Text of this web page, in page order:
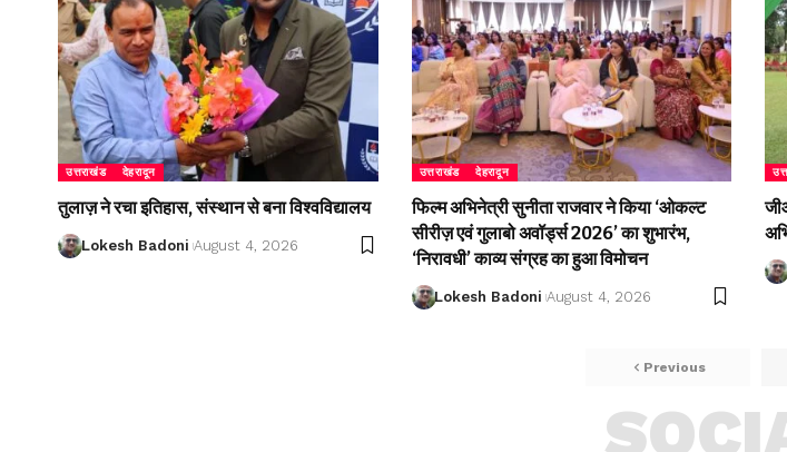
उत्तराखंड देहरादून
तुलाज़ ने रचा इतिहास, संस्थान से बना विश्वविद्यालय
Lokesh Badoni August 4, 2026
उत्तराखंड देहरादून
फिल्म अभिनेत्री सुनीता राजवार ने किया ‘ओकल्ट
सीरीज़ एवं गुलाबो अवॉर्ड्स 2026’ का शुभारंभ,
‘निरावधी’ काव्य संग्रह का हुआ विमोचन
Lokesh Badoni August 4, 2026
Previous